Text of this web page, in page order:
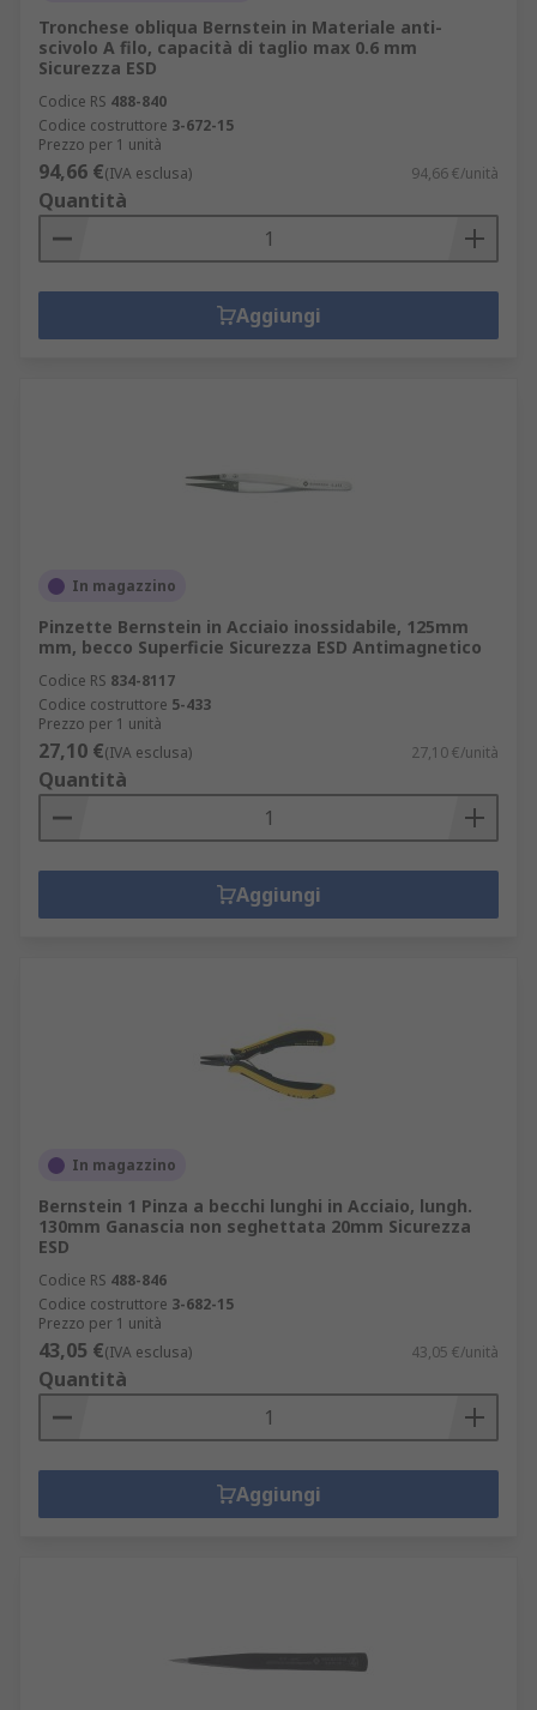
Tronchese obliqua Bernstein in Materiale anti-
scivolo A filo, capacità di taglio max 0.6 mm
Sicurezza ESD
Codice RS 488-840
Codice costruttore 3-672-15
Prezzo per 1 unità
94,66 €(IVA esclusa) 94,66 €/unità
Quantità
Aggiungi
In magazzino
Pinzette Bernstein in Acciaio inossidabile, 125mm
mm, becco Superficie Sicurezza ESD Antimagnetico
Codice RS 834-8117
Codice costruttore 5-433
Prezzo per 1 unità
27,10 €(IVA esclusa) 27,10 €/unità
Quantità
Aggiungi
In magazzino
Bernstein 1 Pinza a becchi lunghi in Acciaio, lungh.
130mm Ganascia non seghettata 20mm Sicurezza
ESD
Codice RS 488-846
Codice costruttore 3-682-15
Prezzo per 1 unità
43,05 €(IVA esclusa) 43,05 €/unità
Quantità
Aggiungi